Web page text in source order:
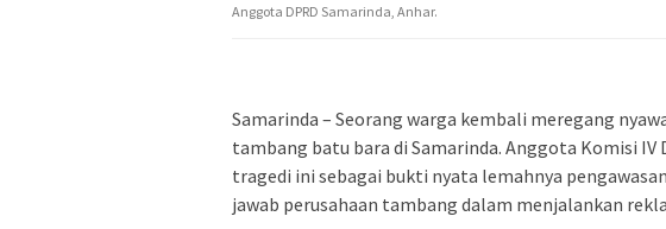
Anggota DPRD Samarinda, Anhar.
Samarinda – Seorang warga kembali meregang
tambang batu bara di Samarinda. Anggota Komisi IV
tragedi ini sebagai bukti nyata lemahnya
jawab perusahaan tambang dalam menjalankan